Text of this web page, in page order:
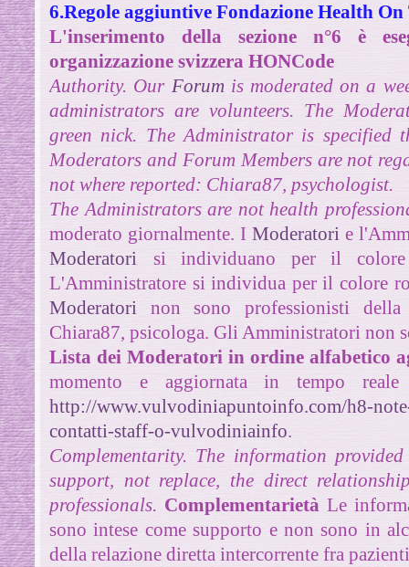
6.Regole aggiuntive Fondazione Health
L'inserimento della sezione n°6 è
organizzazione svizzera HONCode
Authority. Our Forum is moderated on a
administrators are volunteers. The
green nick. The Administrator is specified
Moderators and Forum Members are not
not where reported: Chiara87, psychologist.
The Administrators are not health
moderato giornalmente. I Moderatorie
Moderatori
si individuano per il
L'Amministratore si individua per il colore
Moderatori non sono professionisti
Chiara87, psicologa. Gli Amministratori non
Lista dei Moderatori in ordine alfabetico
momento e aggiornata in tempo
http://www.vulvodiniapuntoinfo.com/h8-
contatti-staff-o-vulvodiniainfo.
Complementarity. The information
support, not replace, the direct
professionals. Complementarietà Le
sono intese come supporto e non sono in
della relazione diretta intercorrente fra